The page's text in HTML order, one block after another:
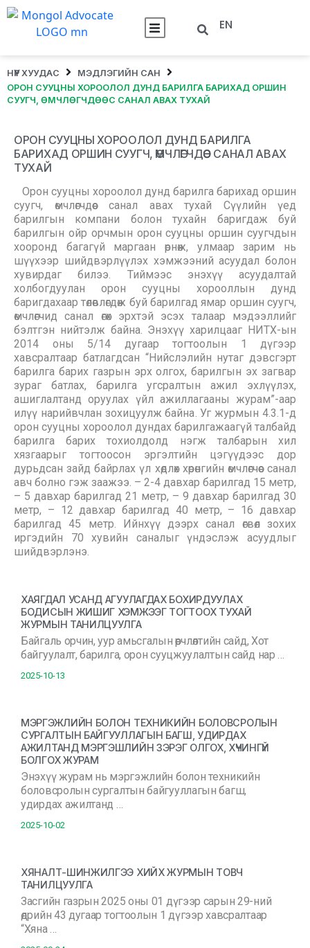
EN
НҮҮР ХУУДАС
МЭДЛЭГИЙН САН
ОРОН СУУЦНЫ ХОРООЛОЛ ДУНД БАРИЛГА БАРИХАД ОРШИН
СУУГЧ, ӨМЧЛӨГЧДӨӨС САНАЛ АВАХ ТУХАЙ
ОРОН СУУЦНЫ ХОРООЛОЛ ДУНД БАРИЛГА
БАРИХАД ОРШИН СУУГЧ, ӨМЧЛӨГЧДӨӨС САНАЛ АВАХ
ТУХАЙ
Орон сууцны хороолол дунд барилга барихад оршин
суугч, өмчлөгчдөөс санал авах тухай Сүүлийн үед
барилгын компани болон тухайн баригдаж буй
барилгын ойр орчмын орон сууцны оршин суугчдын
хооронд багагүй маргаан өрнөж, улмаар зарим нь
шүүхээр шийдвэрлүүлэх хэмжээний асуудал болон
хувирдаг билээ. Тиймээс энэхүү асуудалтай
холбогдуулан орон сууцны хорооллын дунд
баригдахаар төлөвлөгдөж буй барилгад ямар оршин суугч,
өмчлөгчид санал өгөх эрхтэй эсэх талаар мэдээллийг
бэлтгэн нийтэлж байна. Энэхүү харилцааг НИТХ-ын
2014 оны 5/14 дугаар тогтоолын 1 дүгээр
хавсралтаар батлагдсан “Нийслэлийн нутаг дэвсгэрт
барилга барих газрын эрх олгох, барилгын эх загвар
зураг батлах, барилга угсралтын ажил эхлүүлэх,
ашиглалтанд оруулах үйл ажиллагааны журам”-аар
илүү нарийвчлан зохицуулж байна. Уг журмын 4.3.1-д
орон сууцны хороолол дундах барилгажаагүй талбайд
барилга барих тохиолдолд нэгж талбарын хил
хязгаарыг тогтоосон эргэлтийн цэгүүдээс дор
дурьдсан зайд байрлах үл хөдлөх хөрөнгийн өмчлөгчөөс санал
авч болно гэж заажээ. – 2-4 давхар барилгад 15 метр,
– 5 давхар барилгад 21 метр, – 9 давхар барилгад 30
метр, – 12 давхар барилгад 40 метр, – 16 давхар
барилгад 45 метр. Ийнхүү дээрх санал өгвөл зохих
иргэдийн 70 хувийн саналыг үндэслэж асуудлыг
шийдвэрлэнэ.
ХАЯГДАЛ УСАНД АГУУЛАГДАХ БОХИРДУУЛАХ
БОДИСЫН ЖИШИГ ХЭМЖЭЭГ ТОГТООХ ТУХАЙ
ЖУРМЫН ТАНИЛЦУУЛГА
Байгаль орчин, уур амьсгалын өөрчлөлтийн сайд, Хот
байгуулалт, барилга, орон сууцжуулалтын сайд нар …
2025-10-13
МЭРГЭЖЛИЙН БОЛОН ТЕХНИКИЙН БОЛОВСРОЛЫН
СУРГАЛТЫН БАЙГУУЛЛАГЫН БАГШ, УДИРДАХ
АЖИЛТАНД МЭРГЭШЛИЙН ЗЭРЭГ ОЛГОХ, ХҮЧИНГҮЙ
БОЛГОХ ЖУРАМ
Энэхүү журам нь мэргэжлийн болон техникийн
боловсролын сургалтын байгууллагын багш,
удирдах ажилтанд …
2025-10-02
ХЯНАЛТ-ШИНЖИЛГЭЭ ХИЙХ ЖУРМЫН ТОВЧ
ТАНИЛЦУУЛГА
Засгийн газрын 2025 оны 01 дүгээр сарын 29-ний
өдрийн 43 дугаар тогтоолын 1 дүгээр хавсралтаар
“Хяна …